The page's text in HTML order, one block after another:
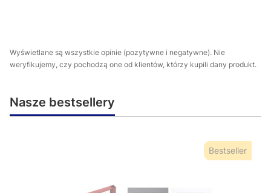
Wyświetlane są wszystkie opinie (pozytywne i negatywne). Nie
weryfikujemy, czy pochodzą one od klientów, którzy kupili dany produkt.
Nasze bestsellery
Bestseller